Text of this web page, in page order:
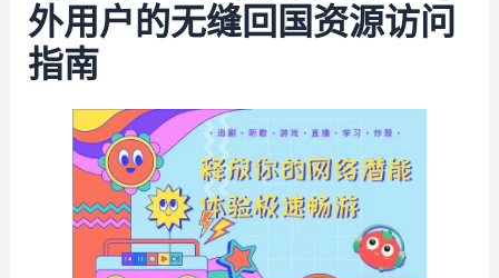
外用户的无缝回国资源访问
指南